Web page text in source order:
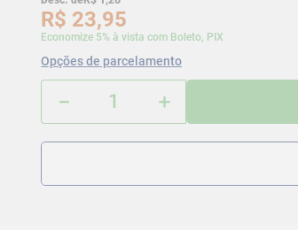
R$ 23,95
Economize 5% à vista com Boleto, PIX
Opções de parcelamento
＋
－